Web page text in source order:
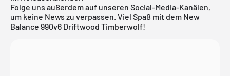
Folge uns außerdem auf unseren Social-Media-Kanälen,
um keine News zu verpassen. Viel Spaß mit dem New
Balance 990v6 Driftwood Timberwolf!